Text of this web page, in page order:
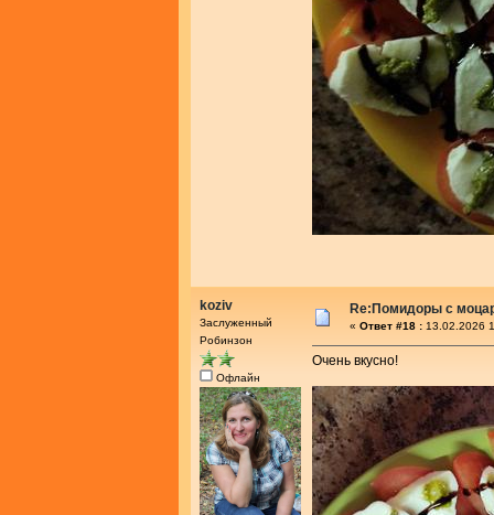
koziv
Заслуженный
Робинзон
Офлайн
Re:Помидоры с
« Ответ #18 : 13.02.2026
Очень вкусно!